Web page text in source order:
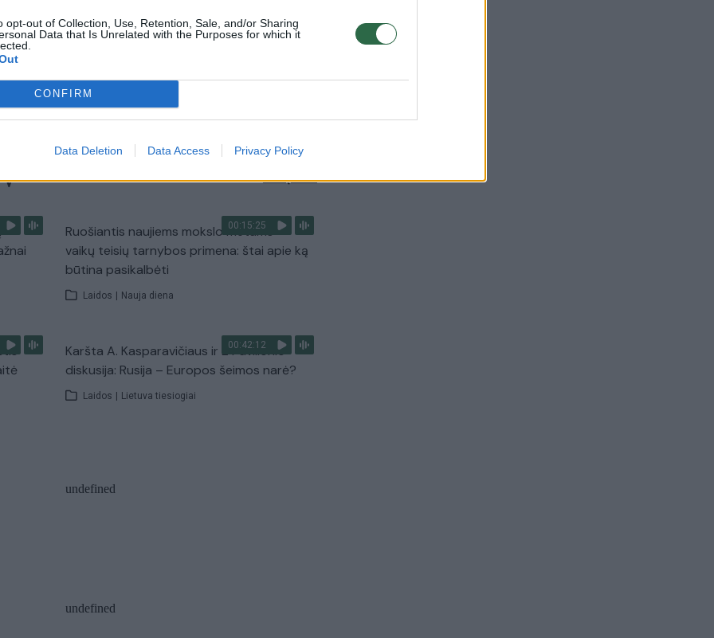
opt-out of Collection, Use, Retention, Sale, and/or Sharing
Data that Is Unrelated with the Purposes for which it
CONFIRM
Data Deletion Data Access Privacy Policy
00:02:08
Aukštaitijos pučiamųjų orkestras
Žinios | Lietuvos diena
Visi įrašai
00:15:25
Ruošiantis naujiems mokslo metams –
vaikų teisių tarnybos primena: štai apie ką
būtina pasikalbėti
Laidos | Nauja diena
00:42:12
Karšta A. Kasparavičiaus ir Ž Pavilionio
diskusija: Rusija – Europos šeimos narė?
Laidos | Lietuva tiesiogiai